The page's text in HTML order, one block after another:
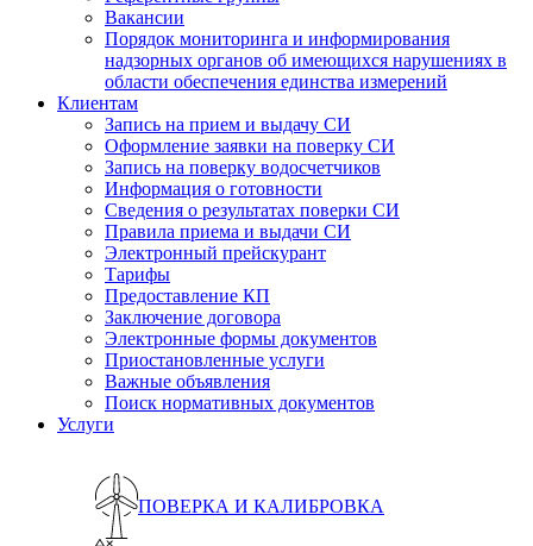
Вакансии
Порядок мониторинга и информирования
надзорных органов об имеющихся нарушениях в
области обеспечения единства измерений
Клиентам
Запись на прием и выдачу СИ
Оформление заявки на поверку СИ
Запись на поверку водосчетчиков
Информация о готовности
Сведения о результатах поверки СИ
Правила приема и выдачи СИ
Электронный прейскурант
Тарифы
Предоставление КП
Заключение договора
Электронные формы документов
Приостановленные услуги
Важные объявления
Поиск нормативных документов
Услуги
ПОВЕРКА И КАЛИБРОВКА